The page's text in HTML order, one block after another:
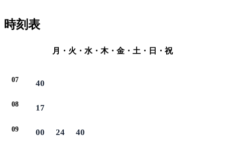
時刻表
月・火・水・木・金・土・日・祝
07 40
08 17
09 00 24 40